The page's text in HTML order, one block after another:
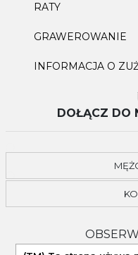
RATY
GRAWEROWANIE
INFORMACJA O
DOŁĄCZ DO